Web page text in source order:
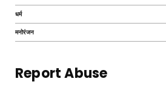
धर्म
मनोरंजन
Report Abuse